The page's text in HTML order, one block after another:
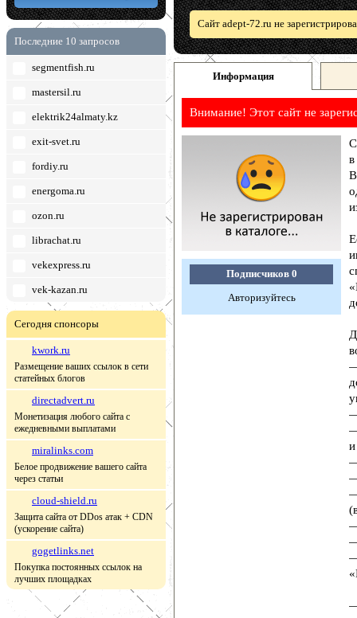
Последние 10 запросов
segmentfish.ru
mastersil.ru
elektrik24almaty.kz
exit-svet.ru
fordiy.ru
energoma.ru
ozon.ru
librachat.ru
vekexpress.ru
vek-kazan.ru
Сегодня спонсоры
kwork.ru
Размещение ваших ссылок в сети
статейных блогов
directadvert.ru
Монетизация любого сайта с
ежедневными выплатами
miralinks.com
Белое продвижение вашего сайта
через статьи
cloud-shield.ru
Защита сайта от DDos атак + CDN
(ускорение сайта)
gogetlinks.net
Покупка постоянных ссылок на
лучших площадках
Сайт adept-72.ru не
Информация
Внимание! Этот сайт не
Подписчиков 0
Авторизуйтесь